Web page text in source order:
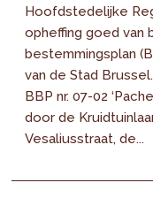
Hoofdstedelijke
opheffing goed van
bestemmingsplan
van de Stad
BBP nr. 07-02
door de
Vesaliusstraat, de...